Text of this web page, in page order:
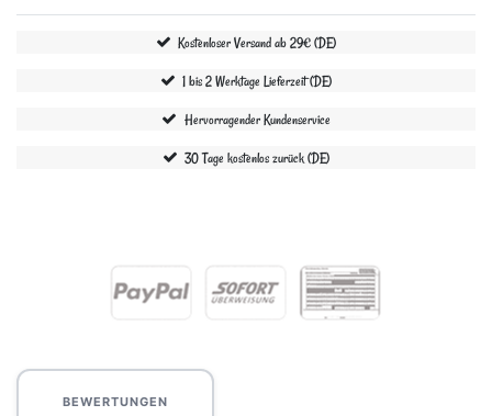
Kostenloser Versand ab 29€ (DE)
1 bis 2 Werktage Lieferzeit (DE)
Hervorragender Kundenservice
30 Tage kostenlos zurück (DE)
BEWERTUNGEN